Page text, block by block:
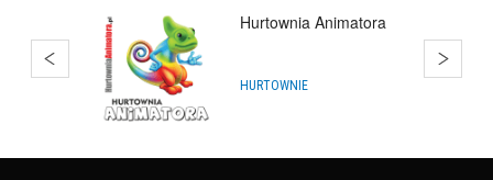
Hurtownia Balonów
HURTOWNIE